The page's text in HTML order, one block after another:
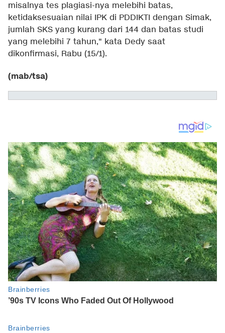
misalnya tes plagiasi-nya melebihi batas,
ketidaksesuaian nilai IPK di PDDIKTI dengan Simak,
jumlah SKS yang kurang dari 144 dan batas studi
yang melebihi 7 tahun," kata Dedy saat
dikonfirmasi, Rabu (15/1).
(mab/tsa)